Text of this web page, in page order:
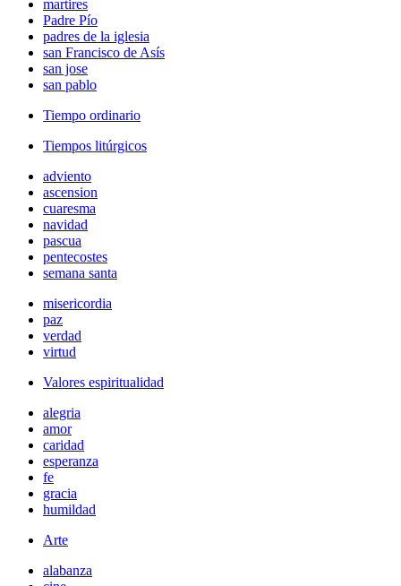
martires
Padre Pío
padres de la iglesia
san Francisco de Asís
san jose
san pablo
Tiempo ordinario
Tiempos litúrgicos
adviento
ascension
cuaresma
navidad
pascua
pentecostes
semana santa
misericordia
paz
verdad
virtud
Valores espiritualidad
alegria
amor
caridad
esperanza
fe
gracia
humildad
Arte
alabanza